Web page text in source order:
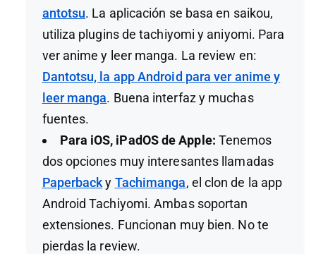
antotsu. La aplicación se basa en saikou,
utiliza plugins de tachiyomi y aniyomi. Para
ver anime y leer manga. La review en:
Dantotsu, la app Android para ver anime y
leer manga. Buena interfaz y muchas
fuentes.
Para iOS, iPadOS de Apple: Tenemos
dos opciones muy interesantes llamadas
Paperbacky Tachimanga, el clon de la app
Android Tachiyomi. Ambas soportan
extensiones. Funcionan muy bien. No te
pierdas la review.